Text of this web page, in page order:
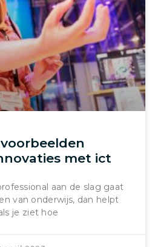
met ict
aan de slag gaat
van onderwijs, dan helpt
je ziet hoe